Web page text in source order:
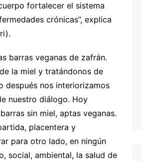
fortalecer el sistema
crónicas”, explica
barras veganas de zafrán.
la miel y tratándonos de
después nos interiorizamos
nuestro diálogo. Hoy
sin miel, aptas veganas.
placentera y
para otro lado, en ningún
social, ambiental, la salud de